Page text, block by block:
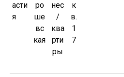
асти
я
ро
ше
вс
кая
нес
/
ква
рти
ры
к
в.
1
7